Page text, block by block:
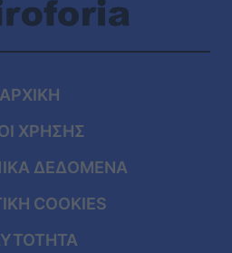
ΑΡΧΙΚΗ
ΧΡΗΣΗΣ
ΔΕΔΟΜΕΝΑ
COOKIES